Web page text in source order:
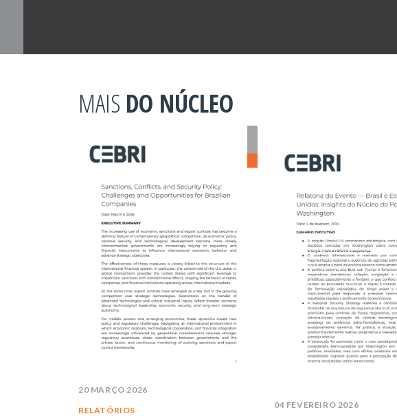
MAIS DO NÚCLEO
20 MARÇO 2026
RELATÓRIOS
04 FEVEREIRO 2026